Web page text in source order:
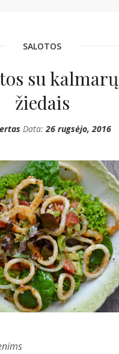
SALOTOS
su kalmarų
žiedais
Data:26 rugsėjo, 2016